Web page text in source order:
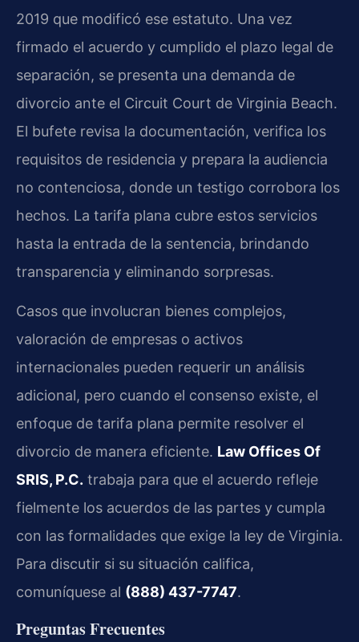
2019 que modificó ese estatuto. Una vez
firmado el acuerdo y cumplido el plazo legal de
separación, se presenta una demanda de
divorcio ante el Circuit Court de Virginia Beach.
El bufete revisa la documentación, verifica los
requisitos de residencia y prepara la audiencia
no contenciosa, donde un testigo corrobora los
hechos. La tarifa plana cubre estos servicios
hasta la entrada de la sentencia, brindando
transparencia y eliminando sorpresas.
Casos que involucran bienes complejos,
valoración de empresas o activos
internacionales pueden requerir un análisis
adicional, pero cuando el consenso existe, el
enfoque de tarifa plana permite resolver el
divorcio de manera eficiente. Law Offices Of
SRIS, P.C. trabaja para que el acuerdo refleje
fielmente los acuerdos de las partes y cumpla
con las formalidades que exige la ley de Virginia.
Para discutir si su situación califica,
comuníquese al (888) 437-7747.
Preguntas Frecuentes